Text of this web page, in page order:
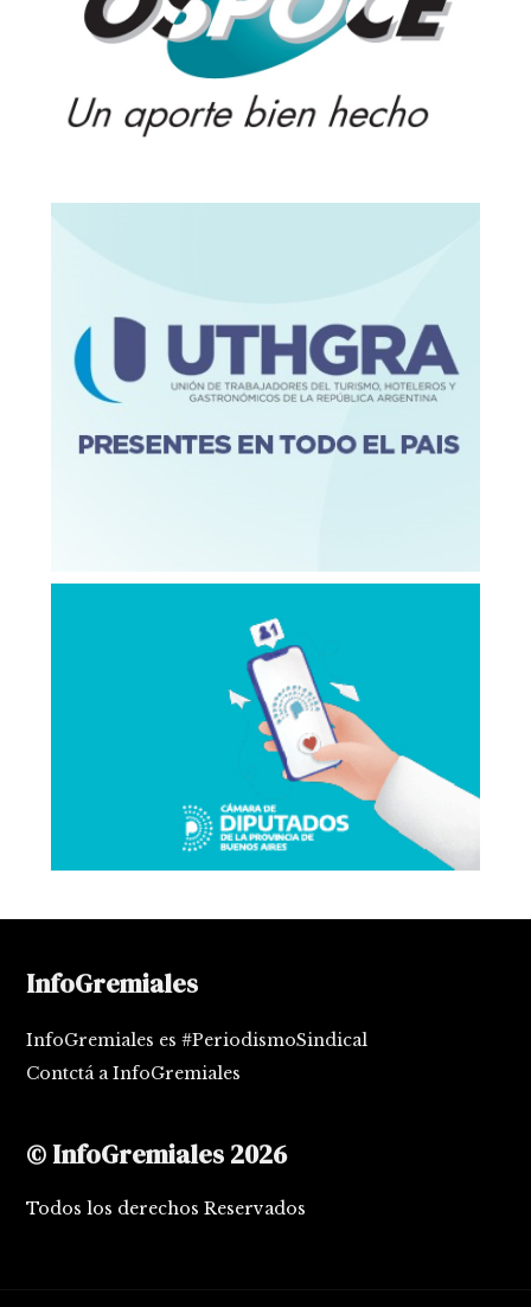
InfoGremiales
InfoGremiales es #PeriodismoSindical
Contctá a InfoGremiales
© InfoGremiales 2026
Todos los derechos Reservados